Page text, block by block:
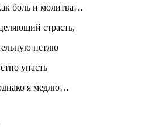
боль и молитва…
страсть,
петлю
упасть
я медлю…